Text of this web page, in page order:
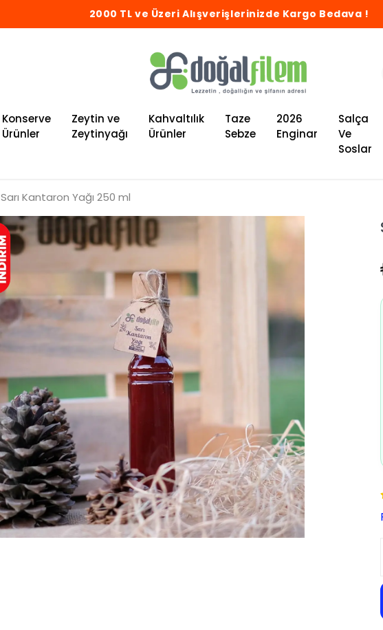
2000 TL ve Üzeri Alışverişlerinizde Kargo Bedava !
Konserve
Ürünler
Zeytin ve
Zeytinyağı
Kahvaltılık
Ürünler
Taze
Sebze
2026
Enginar
Salça
Ve
Soslar
Sarı Kantaron Yağı 250 ml